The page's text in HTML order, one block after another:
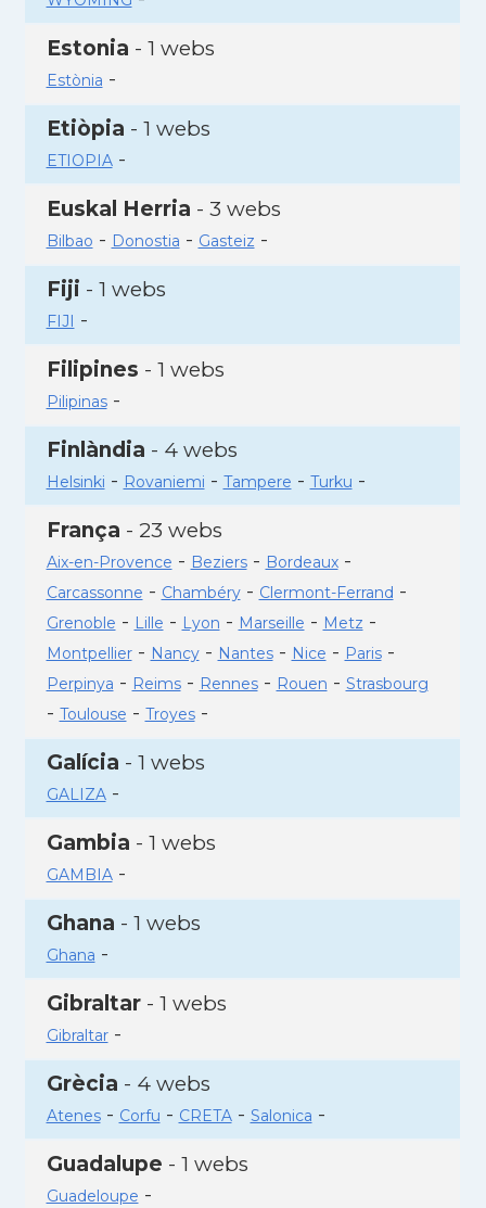
Estonia - 1 webs
Estònia -
Etiòpia - 1 webs
ETIOPIA-
Euskal Herria - 3 webs
Bilbao - Donostia - Gasteiz -
Fiji - 1 webs
FIJI -
Filipines - 1 webs
Pilipinas-
Finlàndia - 4 webs
Helsinki - Rovaniemi - Tampere - Turku -
França - 23 webs
Aix-en-Provence - Beziers- Bordeaux-
Carcassonne - Chambéry- Clermont-Ferrand -
Grenoble - Lille - Lyon - Marseille - Metz -
Montpellier- Nancy- Nantes- Nice - Paris-
Perpinya - Reims- Rennes- Rouen - Strasbourg
- Toulouse - Troyes-
Galícia - 1 webs
GALIZA-
Gambia - 1 webs
GAMBIA-
Ghana - 1 webs
Ghana -
Gibraltar- 1 webs
Gibraltar-
Grècia - 4 webs
Atenes- Corfu - CRETA- Salonica -
Guadalupe - 1 webs
Guadeloupe -